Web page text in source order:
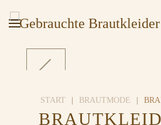
START BRAUTMODE